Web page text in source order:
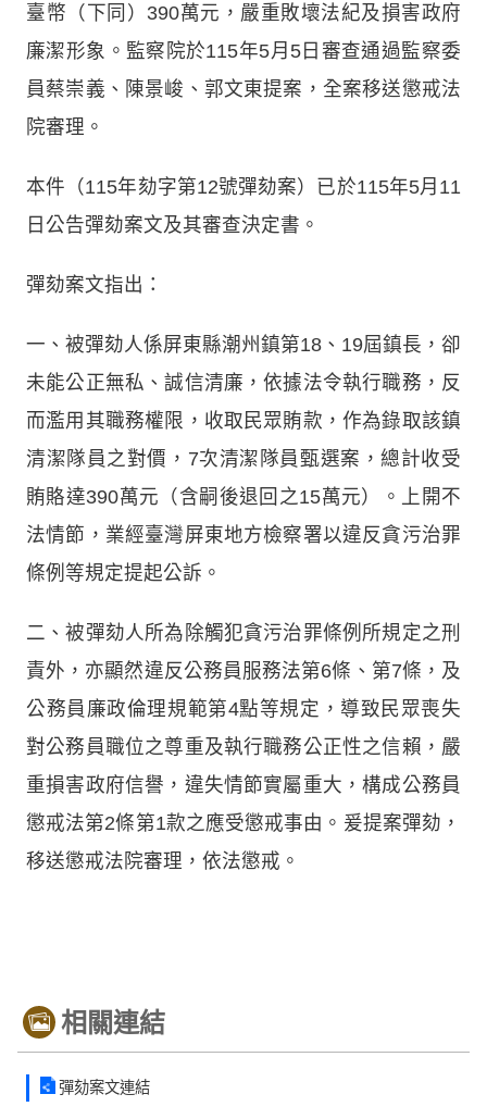
臺幣（下同）390萬元，嚴重敗壞法紀及損害政府
廉潔形象。監察院於115年5月5日審查通過監察委
員蔡崇義、陳景峻、郭文東提案，全案移送懲戒法
院審理。
本件（115年劾字第12號彈劾案）已於115年5月11
日公告彈劾案文及其審查決定書。
彈劾案文指出：
一、被彈劾人係屏東縣潮州鎮第18、19屆鎮長，卻
未能公正無私、誠信清廉，依據法令執行職務，反
而濫用其職務權限，收取民眾賄款，作為錄取該鎮
清潔隊員之對價，7次清潔隊員甄選案，總計收受
賄賂達390萬元（含嗣後退回之15萬元）。上開不
法情節，業經臺灣屏東地方檢察署以違反貪污治罪
條例等規定提起公訴。
二、被彈劾人所為除觸犯貪污治罪條例所規定之刑
責外，亦顯然違反公務員服務法第6條、第7條，及
公務員廉政倫理規範第4點等規定，導致民眾喪失
對公務員職位之尊重及執行職務公正性之信賴，嚴
重損害政府信譽，違失情節實屬重大，構成公務員
懲戒法第2條第1款之應受懲戒事由。爰提案彈劾，
移送懲戒法院審理，依法懲戒。
相關連結
彈劾案文連結